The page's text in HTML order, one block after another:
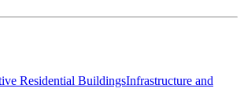
Residential BuildingsInfrastructure and